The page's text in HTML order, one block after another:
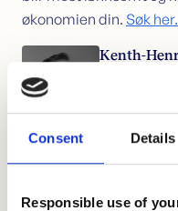
Consent Details
Responsible use of
økonomien din. Søk her.
Kenth-
Les mer om